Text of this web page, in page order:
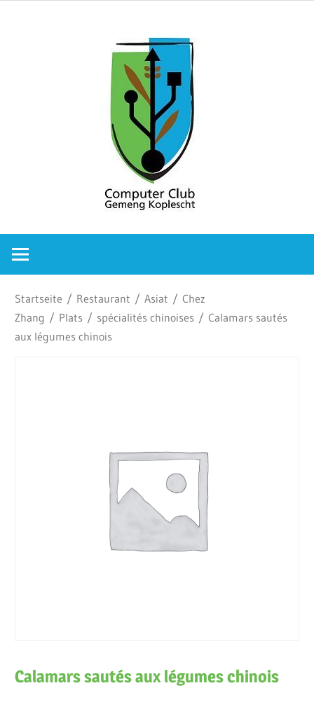
Club
Startseite / Restaurant /Asiat /Chez
Zhang / Plats / spécialités chinoises / Calamars sautés
aux légumes chinois
Calamars sautés aux légumes chinois